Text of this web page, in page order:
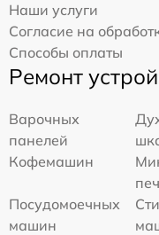
Наши услуги
Согласие на
Способы оплаты
Ремонт
Варочных
панелей
Кофемашин
Посудомоечных
машин